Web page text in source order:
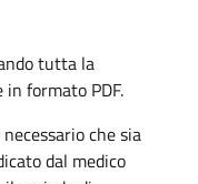
tutta la
formato PDF.
che sia
dal medico